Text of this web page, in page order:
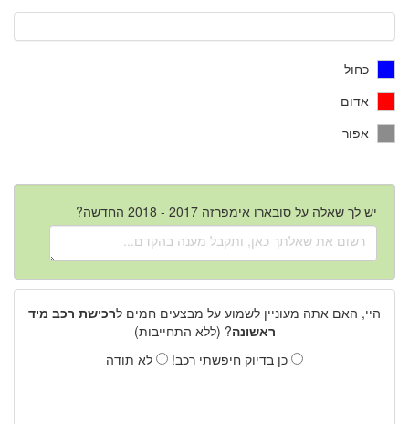
כחול
אדום
אפור
יש לך שאלה על סובארו אימפרזה 2017 - 2018 החדשה?
היי, האם אתה מעוניין לשמוע על מבצעים חמים לרכישת רכב מיד
ראשונה? (ללא התחייבות)
כן בדיוק חיפשתי רכב!
לא תודה